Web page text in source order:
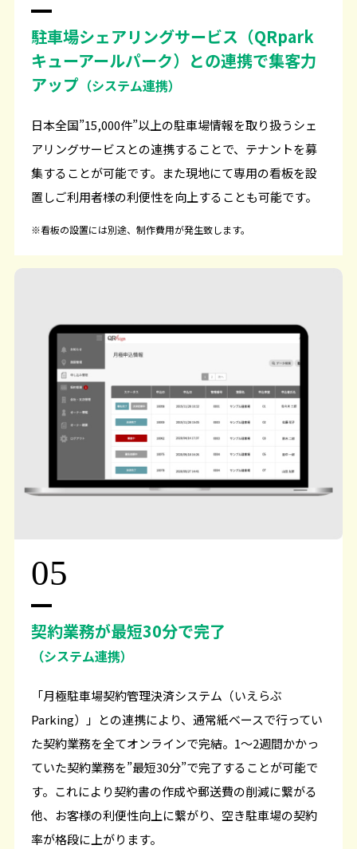
駐車場シェアリングサービス（QRpark
キューアールパーク）との連携で集客力
アップ（システム連携）
日本全国”15,000件”以上の駐車場情報を取り扱うシェ
アリングサービスとの連携することで、テナントを募
集することが可能です。また現地にて専用の看板を設
置しご利用者様の利便性を向上することも可能です。
※看板の設置には別途、制作費用が発生致します。
05
契約業務が最短30分で完了
（システム連携）
「月極駐車場契約管理決済システム（いえらぶ
Parking）」との連携により、通常紙ベースで行ってい
た契約業務を全てオンラインで完結。1～2週間かかっ
ていた契約業務を”最短30分”で完了することが可能で
す。これにより契約書の作成や郵送費の削減に繋がる
他、お客様の利便性向上に繋がり、空き駐車場の契約
率が格段に上がります。